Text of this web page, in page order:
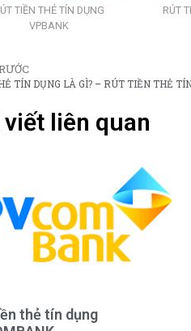
TIỀN THẺ TÍN DỤNG
VPBANK
RÚT
TÍN DỤNG LÀ GÌ? – RÚT TIỀN THẺ
viết liên quan
thẻ tín dụng